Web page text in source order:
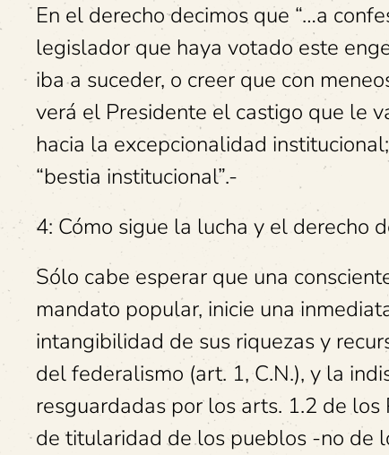
En el derecho decimos que “…a
legislador que haya votado este
iba a suceder, o creer que con
verá el Presidente el castigo que le
hacia la excepcionalidad
“bestia institucional”.-
4: Cómo sigue la lucha y el derecho
Sólo cabe esperar que una
mandato popular, inicie una
intangibilidad de sus riquezas y
del federalismo (art. 1, C.N.), y la
resguardadas por los arts. 1.2 de
de titularidad de los pueblos -no de